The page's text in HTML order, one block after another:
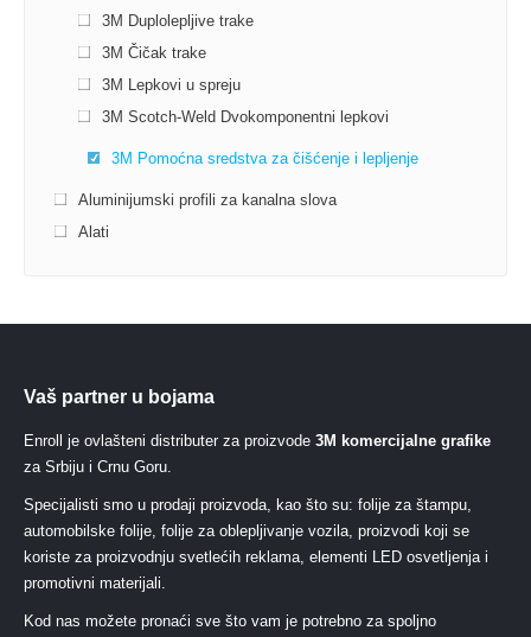
3M Duplolepljive trake
3М Čičak trake
3M Lepkovi u spreju
3M Scotch-Weld Dvokomponentni lepkovi
3M Pomoćna sredstva za čišćenje i lepljenje
Aluminijumski profili za kanalna slova
Alati
Vaš partner u bojama
Enroll je ovlašteni distributer za proizvode 3M komercijalne grafike
za Srbiju i Crnu Goru.
Specijalisti smo u prodaji proizvoda, kao što su: folije za štampu,
automobilske folije, folije za oblepljivanje vozila, proizvodi koji se
koriste za proizvodnju svetlećih reklama, elementi LED osvetljenja i
promotivni materijali.
Kod nas možete pronaći sve što vam je potrebno za spoljno